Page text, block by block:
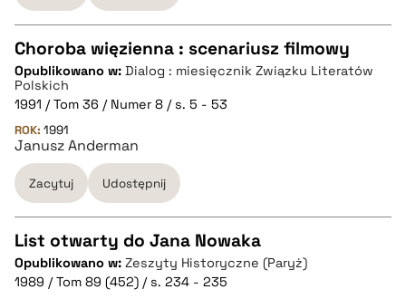
CZYSTY TEKST
pobierz cytat
BIBTEX
pobierz cytat
Choroba więzienna : scenariusz filmowy
Opublikowano w: Dialog : miesięcznik Związku Literatów
Polskich
1991 / Tom 36 / Numer 8 / s. 5 - 53
ROK: 1991
Janusz Anderman
Zacytuj Udostępnij
CZYSTY TEKST
List otwarty do Jana Nowaka
Opublikowano w: Zeszyty Historyczne (Paryż)
1989 / Tom 89 (452) / s. 234 - 235